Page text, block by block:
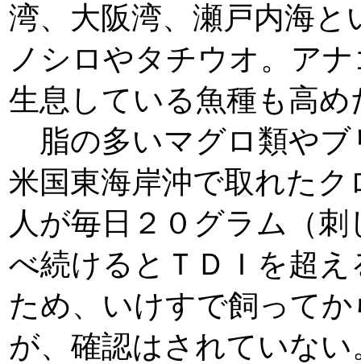
湾、大阪湾、瀬戸内海
ノシロやタチウオ。ア
生息している魚種も高め
脂の多いマグロ類やブ
米国東海岸沖で取れた
人が毎日２０グラム（
べ続けるとＴＤＩを超
ため、いけすで飼って
が、確認はされていない